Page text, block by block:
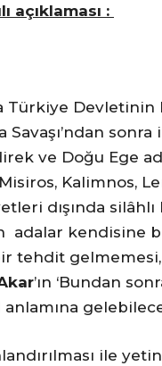
açıklaması :
Devletinin
ve Doğu Ege
Kalimnos,
dışında
kendisine
tehdit
’ın ‘Bundan
anlamına
ile